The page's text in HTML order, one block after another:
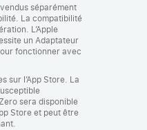
séparément
La compatibilité
L’Apple
un Adaptateur
fonctionner avec
sur l’App Store. La
sera disponible
Store et peut être